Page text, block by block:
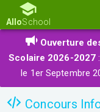
AlloSchool
Ouverture
Scolaire 2026-2027
le 1er Septembre
Concours